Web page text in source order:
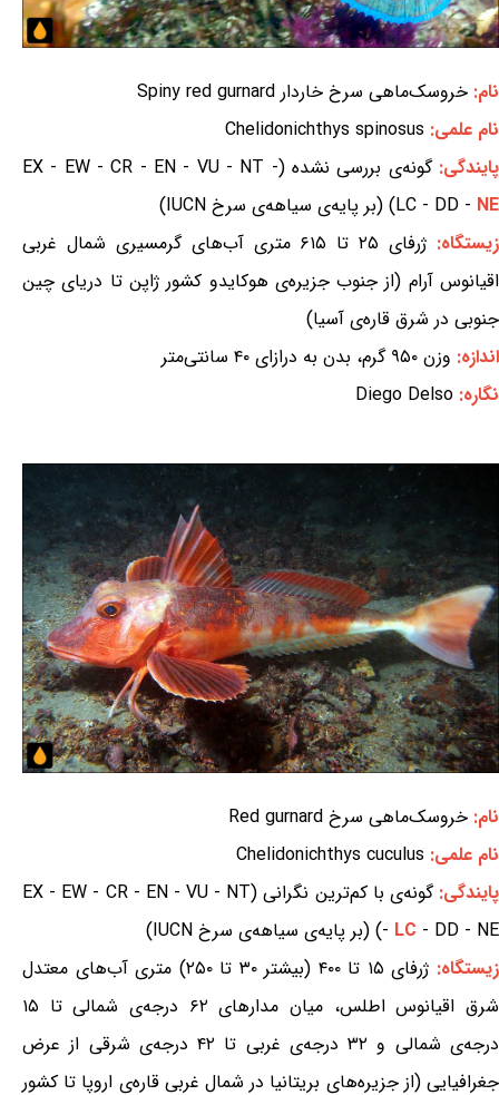
نام: خروسک‌ماهی سرخ خاردار Spiny red gurnard
نام علمی: Chelidonichthys spinosus
پایندگی:
گونه‌ی بررسی نشده (EX - EW - CR - EN - VU - NT -
LC - DD - NE
) (بر پایه‌ی سیاهه‌ی سرخ IUCN)
زیستگاه:
ژرفای ۲۵ تا ۶۱۵ متری آب‌های گرمسیری شمال غربی
اقیانوس آرام (از جنوب جزیره‌ی هوکایدو کشور ژاپن تا دریای چین
جنوبی در شرق قاره‌ی آسیا)
اندازه: وزن ۹۵۰ گرم، بدن به درازای ۴۰ سانتی‌متر
نگاره: Diego Delso
نام: خروسک‌ماهی سرخ Red gurnard
نام علمی: Chelidonichthys cuculus
پایندگی:
گونه‌ی با کم‌ترین نگرانی (EX - EW - CR - EN - VU - NT
- LC - DD - NE) (بر پایه‌ی سیاهه‌ی سرخ IUCN)
زیستگاه:
ژرفای ۱۵ تا ۴۰۰ (بیشتر ۳۰ تا ۲۵۰) متری آب‌های معتدل
شرق اقیانوس اطلس، میان مدارهای ۶۲ درجه‌ی شمالی تا ۱۵
درجه‌ی شمالی و ۳۲ درجه‌ی غربی تا ۴۲ درجه‌ی شرقی از عرض
جغرافیایی (از جزیره‌های بریتانیا در شمال غربی قاره‌ی اروپا تا کشور